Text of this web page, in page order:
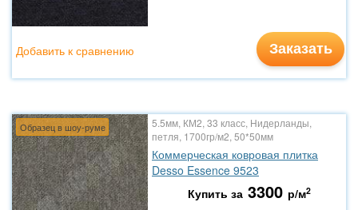
Заказать
Добавить к сравнению
Образец в шоу-руме
5.5мм, КМ2, 33 класс, Нидерланды,
петля, 1700гр/м2, 50*50мм
Коммерческая ковровая плитка
Desso Essence 9523
Купить за 3300 р/м2